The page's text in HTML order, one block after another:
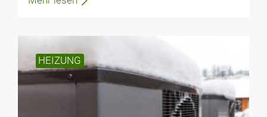
Frank Schmied
27. Feb. 2024 um 9:54 Uhr
Wie kommen Sie auf 3000-4500 EUR/Jahr für
den Verbrauch einer Wärmepumpe? Die kWh
kostet aktuell wieder 30 ct. Wenn ich also die
unterschiedlichen Verbräuche von oben
HEIZUNG